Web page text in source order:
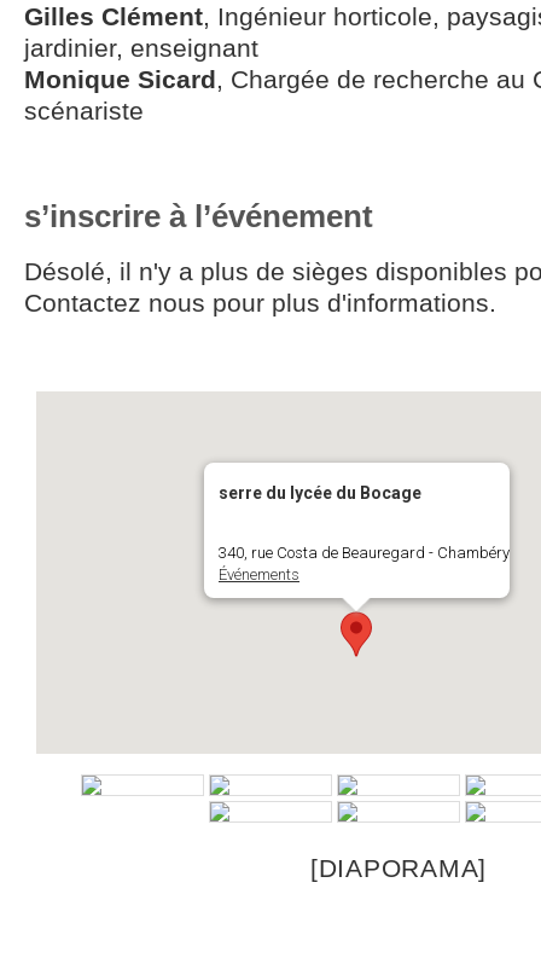
Gilles Clément, Ingénieur horticole,
jardinier, enseignant
Monique Sicard, Chargée de recherche au
scénariste
s’inscrire à l’événement
Désolé, il n'y a plus de sièges disponibles
Contactez nous pour plus d'informations.
serre du lycée du Bocage
340, rue Costa de Beauregard - Chambéry
Événements
[DIAPORAMA]